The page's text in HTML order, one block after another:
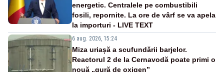
energetic. Centralele pe combustibili
fosili, repornite. La ore de vârf se va apela
la importuri - LIVE TEXT
6 aug. 2026, 15:24
Miza uriașă a scufundării barjelor.
Reactorul 2 de la Cernavodă poate primi o
nouă „gură de oxigen”